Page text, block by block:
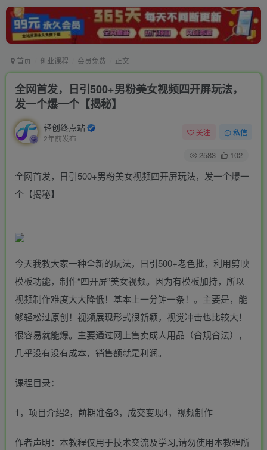
首页 创业课程 会员免费 正文
全网首发，日引500+男粉美女视频四开屏玩法，
发一个爆一个【揭秘】
轻创终点站
2年前发布
关注 私信
2583 102
全网首发，日引500+男粉美女视频四开屏玩法，发一个爆一
个【揭秘】
今天我教大家一种全新的玩法，日引500+老色批，利用剪映
模板功能，制作“四开屏”美女视频。因为有模板加持，所以
视频制作难度大大降低！基本上一分钟一条！。主要是，能
够轻松过原创！视频展现形式很新颖，视觉冲击也比较大！
很容易就能爆。主要通过网上售卖成人用品（合规合法），
几乎没有没有成本，销售额就是利润。
课程目录：
1，项目介绍2，前期准备3，成交变现4，视频制作
作者声明：本教程仅用于技术交流及学习,请勿使用本教程所